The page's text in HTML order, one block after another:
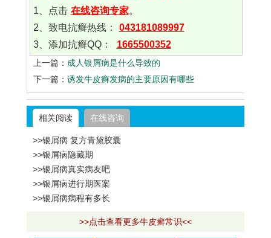
1、点击 在线咨询专家。
2、致电抗癣热线：
043181089997
3、添加抗癣QQ：
1665500352
上一篇： 成人银屑病是什么导致的
下一篇： 诱发牛皮癣发病的主要原因有哪些
相关阅读 在线咨询
>>银屑病 复方青黛胶囊
>>银屑病隐藏期
>>银屑病真实病友吧
>>银屑病进行期医案
>>银屑病病程有多长
>>点击查看更多牛皮癣常识<<